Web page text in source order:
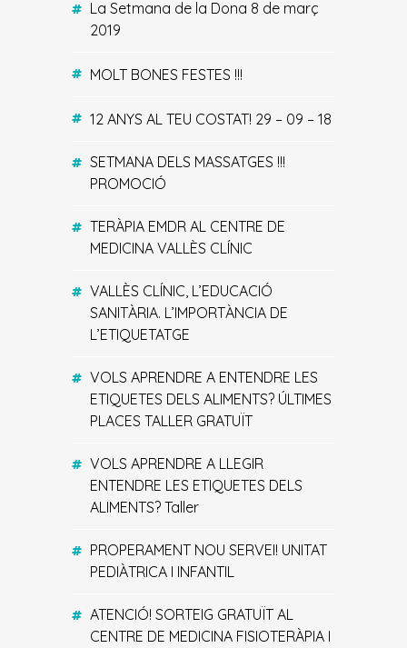
La Setmana de la Dona 8 de març
2019
MOLT BONES FESTES !!!
12 ANYS AL TEU COSTAT! 29 – 09 – 18
SETMANA DELS MASSATGES !!!
PROMOCIÓ
TERÀPIA EMDR AL CENTRE DE
MEDICINA VALLÈS CLÍNIC
VALLÈS CLÍNIC, L’EDUCACIÓ
SANITÀRIA. L’IMPORTÀNCIA DE
L’ETIQUETATGE
VOLS APRENDRE A ENTENDRE LES
ETIQUETES DELS ALIMENTS? ÚLTIMES
PLACES TALLER GRATUÏT
VOLS APRENDRE A LLEGIR
ENTENDRE LES ETIQUETES DELS
ALIMENTS? Taller
PROPERAMENT NOU SERVEI! UNITAT
PEDIÀTRICA I INFANTIL
ATENCIÓ! SORTEIG GRATUÏT AL
CENTRE DE MEDICINA FISIOTERÀPIA I